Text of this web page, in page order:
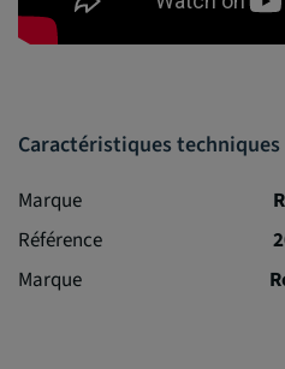
Caractéristiques techniques
Marque
Référence
Marque